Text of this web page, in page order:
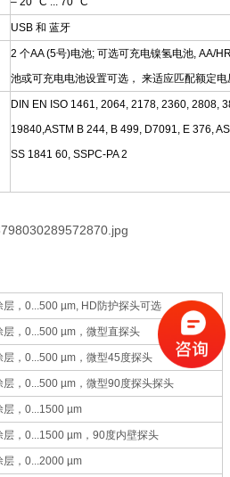
USB 和 蓝牙
2 个AA (5号)电池; 可选可充电镍氢电池, AA/
池或可充电电池设置可选， 来适应匹配额定电
DIN EN ISO 1461, 2064, 2178, 2360, 2808,
19840,ASTM B 244, B 499, D7091, E 376,
SS 1841 60, SSPC-PA 2
层，0...500 µm, HD防护探头可选
层，0...500 µm，微型直探头
层，0...500 µm，微型45度探头
层，0...500 µm，微型90度探头探头
层，0...1500 µm
层，0...1500 µm，90度内壁探头
层，0...2000 µm